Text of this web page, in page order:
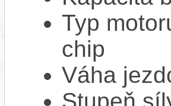
Typ
chip
Váha